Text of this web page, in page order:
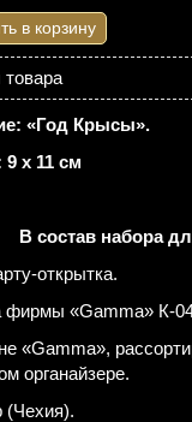
в корзину
товара
«Год Крысы».
9 х 11 см
В состав набора
открытка.
фирмы «Gamma» К-
«Gamma»,
органайзере.
(Чехия).